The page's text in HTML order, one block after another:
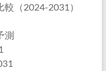
（2024-2031）
測